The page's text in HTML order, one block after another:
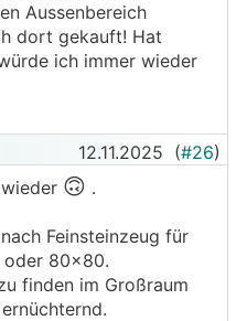
Aussenbereich
dort gekauft! Hat
ich immer wieder
12.11.2025 (#26)
🙃 .
Feinsteinzeug für
oder 80x80.
finden im Großraum